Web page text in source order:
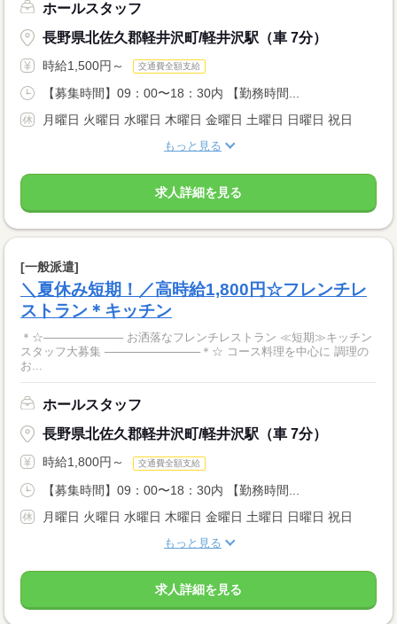
ホールスタッフ
長野県北佐久郡軽井沢町/軽井沢駅（車 7分）
時給1,500円～ 交通費全額支給
【募集時間】09：00〜18：30内 【勤務時間...
月曜日 火曜日 水曜日 木曜日 金曜日 土曜日 日曜日 祝日
もっと見る
求人詳細を見る
[一般派遣]
＼夏休み短期！／高時給1,800円☆フレンチレ
ストラン＊キッチン
＊☆────────── お洒落なフレンチレストラン ≪短期≫キッチン
スタッフ大募集 ────────────＊☆ コース料理を中心に 調理の
お...
ホールスタッフ
長野県北佐久郡軽井沢町/軽井沢駅（車 7分）
時給1,800円～ 交通費全額支給
【募集時間】09：00〜18：30内 【勤務時間...
月曜日 火曜日 水曜日 木曜日 金曜日 土曜日 日曜日 祝日
もっと見る
求人詳細を見る